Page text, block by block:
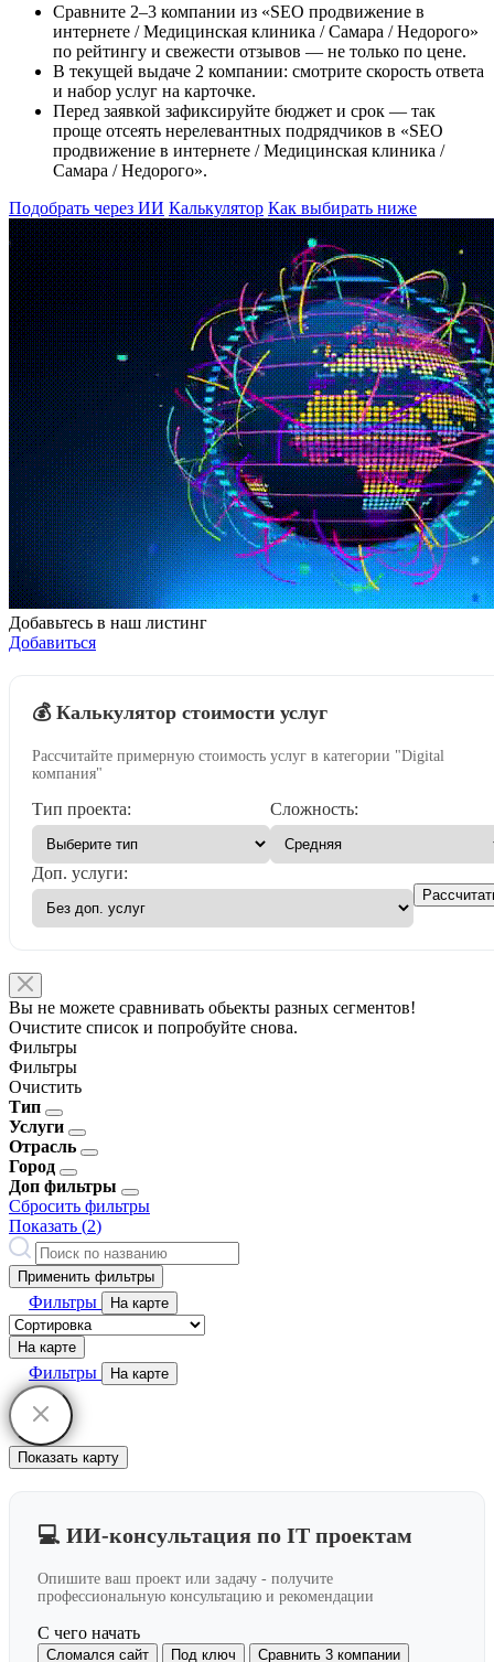
Сравните 2–3 компании из «SEO продвижение в
интернете / Медицинская клиника / Самара / Недорого»
по рейтингу и свежести отзывов — не только по цене.
В текущей выдаче 2 компании: смотрите скорость ответа
и набор услуг на карточке.
Перед заявкой зафиксируйте бюджет и срок — так
проще отсеять нерелевантных подрядчиков в «SEO
продвижение в интернете / Медицинская клиника /
Самара / Недорого».
Подобрать через ИИ Калькулятор Как выбирать ниже
Добавьтесь в наш листинг
Добавиться
💰 Калькулятор стоимости услуг
Рассчитайте примерную стоимость услуг в категории "Digital
компания"
Тип проекта: Сложность:
Доп. услуги:
Вы не можете сравнивать обьекты разных сегментов!
Очистите список и попробуйте снова.
Фильтры
Фильтры
Очистить
Тип
Услуги
Отрасль
Город
Доп фильтры
Сбросить фильтры
Показать (2)
Применить фильтры
Фильтры На карте
На карте
Фильтры На карте
Показать карту
💻 ИИ-консультация по IT проектам
Опишите ваш проект или задачу - получите
профессиональную консультацию и рекомендации
С чего начать
Сломался сайт Под ключ Сравнить 3 компании